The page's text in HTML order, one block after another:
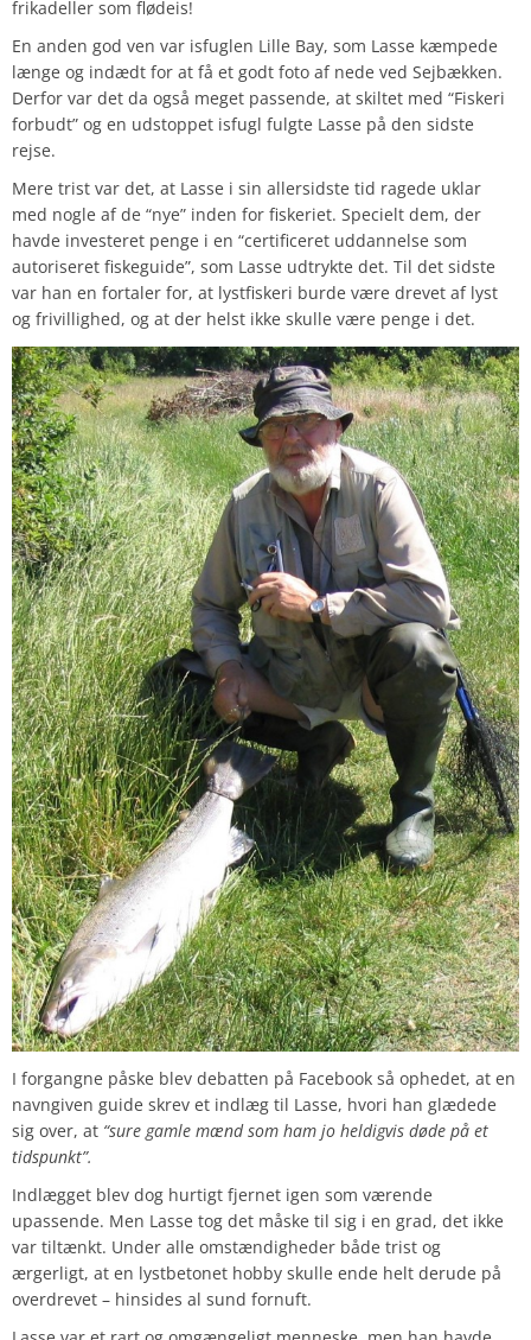
frikadeller som flødeis!
En anden god ven var isfuglen Lille Bay, som Lasse kæmpede
længe og indædt for at få et godt foto af nede ved Sejbækken.
Derfor var det da også meget passende, at skiltet med “Fiskeri
forbudt” og en udstoppet isfugl fulgte Lasse på den sidste
rejse.
Mere trist var det, at Lasse i sin allersidste tid ragede uklar
med nogle af de “nye” inden for fiskeriet. Specielt dem, der
havde investeret penge i en “certificeret uddannelse som
autoriseret fiskeguide”, som Lasse udtrykte det. Til det sidste
var han en fortaler for, at lystfiskeri burde være drevet af lyst
og frivillighed, og at der helst ikke skulle være penge i det.
I forgangne påske blev debatten på Facebook så ophedet, at en
navngiven guide skrev et indlæg til Lasse, hvori han glædede
sig over, at “sure gamle mænd som ham jo heldigvis døde på et
tidspunkt”.
Indlægget blev dog hurtigt fjernet igen som værende
upassende. Men Lasse tog det måske til sig i en grad, det ikke
var tiltænkt. Under alle omstændigheder både trist og
ærgerligt, at en lystbetonet hobby skulle ende helt derude på
overdrevet – hinsides al sund fornuft.